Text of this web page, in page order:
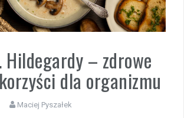
Hildegardy – zdrowe
dla organizmu
Maciej Pyszałek